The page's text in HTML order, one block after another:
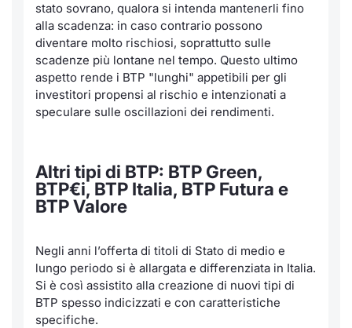
stato sovrano, qualora si intenda mantenerli fino
alla scadenza: in caso contrario possono
diventare molto rischiosi, soprattutto sulle
scadenze più lontane nel tempo. Questo ultimo
aspetto rende i BTP "lunghi" appetibili per gli
investitori propensi al rischio e intenzionati a
speculare sulle oscillazioni dei rendimenti.
Altri tipi di BTP: BTP Green,
BTP€i, BTP Italia, BTP Futura e
BTP Valore
Negli anni l’offerta di titoli di Stato di medio e
lungo periodo si è allargata e differenziata in Italia.
Si è così assistito alla creazione di nuovi tipi di
BTP spesso indicizzati e con caratteristiche
specifiche.